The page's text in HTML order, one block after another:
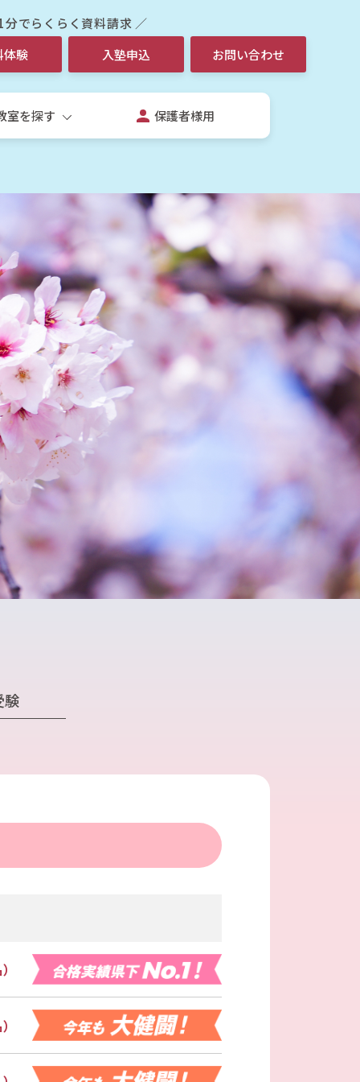
分でらくらく資料請求 ／
体験
入塾申込 お問い合わせ
個別指導コース
業補習個別コース
文リスニング対策講座
星予備校
別
室を探す 保護者様用
験